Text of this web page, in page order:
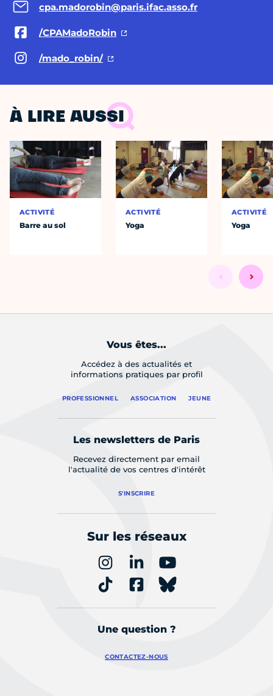
cpa.madorobin@paris.ifac.asso.fr
/CPAMadoRobin
/mado_robin/
À LIRE AUSSI
ACTIVITÉ
Barre au sol
ACTIVITÉ
Yoga
ACTIVITÉ
Yoga
Vous êtes...
Accédez à des actualités et
informations pratiques par profil
PROFESSIONNEL ASSOCIATION JEUNE
Les newsletters de Paris
Recevez directement par email
l'actualité de vos centres d'intérêt
S'INSCRIRE
Sur les réseaux
Une question ?
CONTACTEZ-NOUS